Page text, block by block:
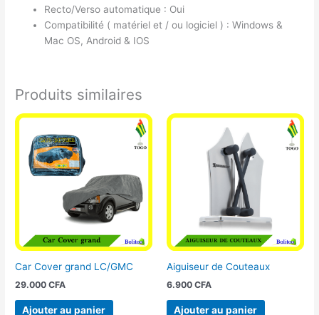
Recto/Verso automatique : Oui
Compatibilité ( matériel et / ou logiciel ) : Windows &
Mac OS, Android & IOS
Produits similaires
Car Cover grand LC/GMC
29.000CFA
Ajouter au panier
Aiguiseur de Couteaux
6.900 CFA
Ajouter au panier